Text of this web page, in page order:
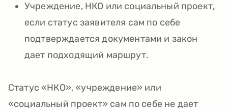
Учреждение, НКО или социальный проект,
если статус заявителя сам по себе
подтверждается документами и закон
дает подходящий маршрут.
Статус «НКО», «учреждение» или
«социальный проект» сам по себе не дает